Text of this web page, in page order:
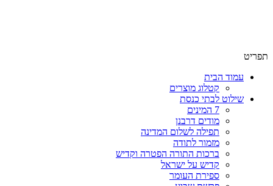
תפריט
עמוד הבית
קטלוג מוצרים
שילוט לבתי כנסת
7 המינים
מודים דרבנן
תפילה לשלום המדינה
מזמור לתודה
ברכות התורה הפטרה וקדיש
קדיש על ישראל
ספירת העומר